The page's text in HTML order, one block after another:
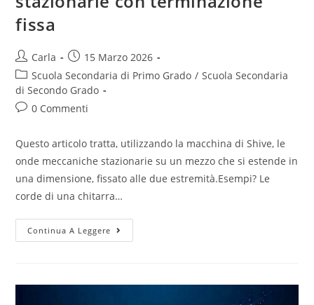
fissa
Post
author:
Carla
Post
published:
15 Marzo 2026
Post
category:
Scuola Secondaria di Primo Grado / Scuola Secondaria
di Secondo Grado
Post0 Commenti
Questo articolo tratta, utilizzando la macchina di Shive, le
onde meccaniche stazionarie su un mezzo che si estende in
una dimensione, fissato alle due estremità.Esempi? Le
corde di una chitarra…
Continua A Leggere
di